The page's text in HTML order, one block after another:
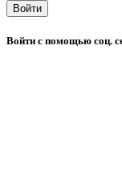
Войти
Войти с помощью соц.